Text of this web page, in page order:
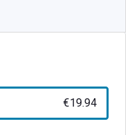
€19.94